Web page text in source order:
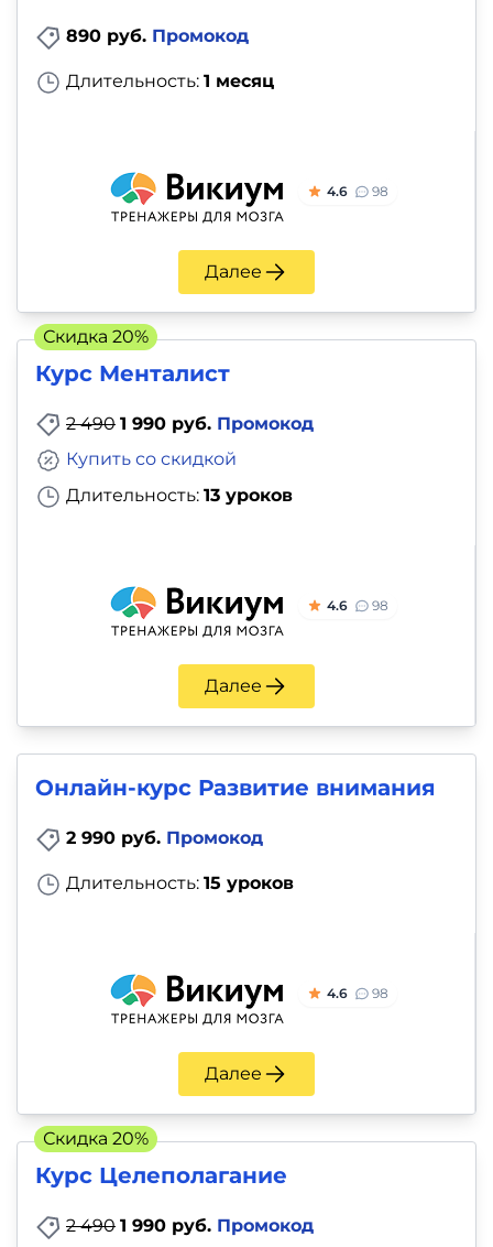
890 руб. Промокод
Длительность: 1 месяц
4.6 98
Далее
Курс Менталист
2 490 1 990 руб. Промокод
Длительность: 13 уроков
Купить со скидкой
4.6 98
Далее
Скидка 20%
Онлайн-курс Развитие внимания
2 990 руб. Промокод
Длительность: 15 уроков
4.6 98
Далее
Курс Целеполагание
2 490 1 990 руб. Промокод
Скидка 20%